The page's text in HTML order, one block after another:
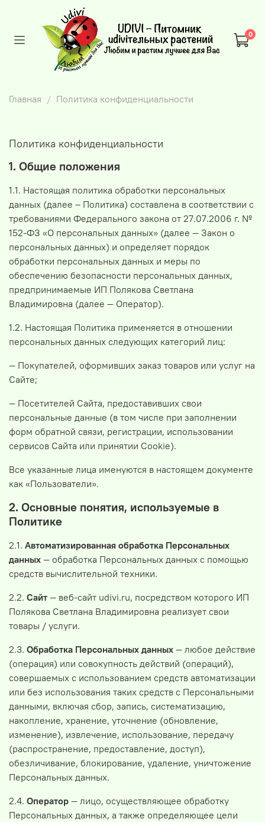
0
Главная Политика конфиденциальности
Политика конфиденциальности
1. Общие положения
1.1. Настоящая политика обработки персональных
данных (далее – Политика) составлена в соответствии с
требованиями Федерального закона от 27.07.2006 г. №
152-ФЗ «О персональных данных» (далее — Закон о
персональных данных) и определяет порядок
обработки персональных данных и меры по
обеспечению безопасности персональных данных,
предпринимаемые ИП Полякова Светлана
Владимировна (далее — Оператор).
1.2. Настоящая Политика применяется в отношении
персональных данных следующих категорий лиц:
— Покупателей, оформивших заказ товаров или услуг на
Сайте;
— Посетителей Сайта, предоставивших свои
персональные данные (в том числе при заполнении
форм обратной связи, регистрации, использовании
сервисов Сайта или принятии Сookie).
Все указанные лица именуются в настоящем документе
как «Пользователи».
2. Основные понятия, используемые в
Политике
2.1. Автоматизированная обработка Персональных
данных — обработка Персональных данных с помощью
средств вычислительной техники.
2.2. Сайт — веб-сайт udivi.ru, посредством которого ИП
Полякова Светлана Владимировна реализует свои
товары / услуги.
2.3. Обработка Персональных данных — любое действие
(операция) или совокупность действий (операций),
совершаемых с использованием средств автоматизации
или без использования таких средств с Персональными
данными, включая сбор, запись, систематизацию,
накопление, хранение, уточнение (обновление,
изменение), извлечение, использование, передачу
(распространение, предоставление, доступ),
обезличивание, блокирование, удаление, уничтожение
Персональных данных.
2.4. Оператор — лицо, осуществляющее обработку
Персональных данных, а также определяющее цели